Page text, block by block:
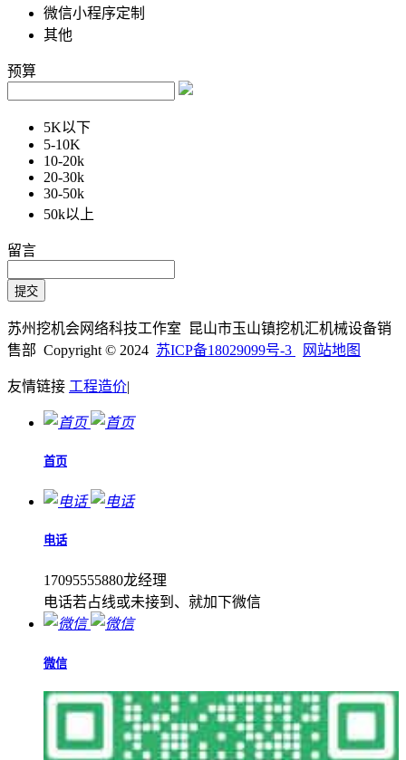
微信小程序定制
其他
预算
5K以下
5-10K
10-20k
20-30k
30-50k
50k以上
留言
苏州挖机会网络科技工作室 昆山市玉山镇挖机汇机械设备销
售部 Copyright © 2024 苏ICP备18029099号-3 网站地图
友情链接 工程造价|
首页
电话
17095555880龙经理
电话若占线或未接到、就加下微信
微信